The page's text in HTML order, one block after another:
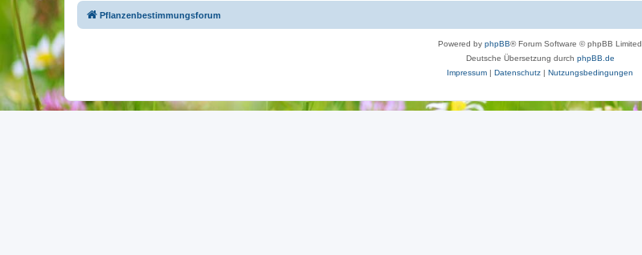
Pflanzenbestimmungsforum
Powered by phpBB® Forum Software © phpBB Limited
Deutsche Übersetzung durch phpBB.de
Impressum | Datenschutz | Nutzungsbedingungen